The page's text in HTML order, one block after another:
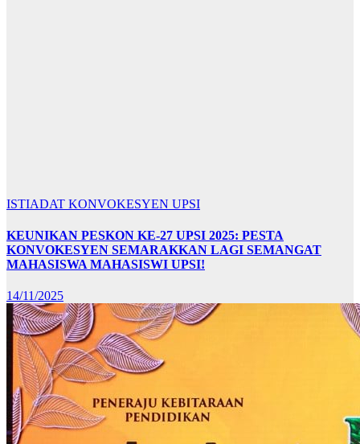
ISTIADAT KONVOKESYEN UPSI
KEUNIKAN PESKON KE-27 UPSI 2025: PESTA
KONVOKESYEN SEMARAKKAN LAGI SEMANGAT
MAHASISWA MAHASISWI UPSI!
14/11/2025